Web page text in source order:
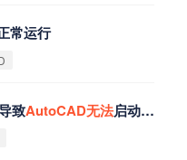
常运行
致AutoCAD无法启动或闪退解决